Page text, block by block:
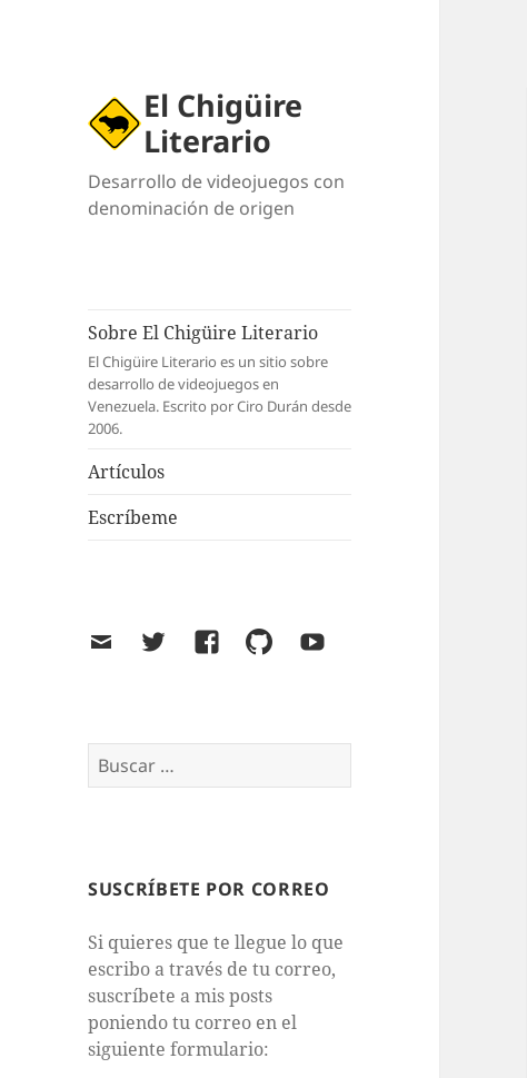
El Chigüire
Literario
Desarrollo de videojuegos con
denominación de origen
Sobre El Chigüire Literario
El Chigüire Literario es un sitio sobre
desarrollo de videojuegos en
Venezuela. Escrito por Ciro Durán desde
2006.
Artículos
Escríbeme
EmailTwitterFacebookGitHubYoutube
Buscar:
SUSCRÍBETE POR CORREO
Si quieres que te llegue lo que
escribo a través de tu correo,
suscríbete a mis posts
poniendo tu correo en el
siguiente formulario: